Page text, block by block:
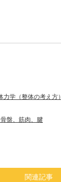
力学（整体の考え方）
盤、筋肉、腱
関連記事